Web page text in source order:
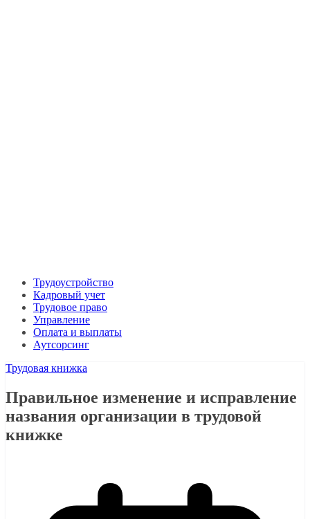
Трудоустройство
Кадровый учет
Трудовое право
Управление
Оплата и выплаты
Аутсорсинг
Трудовая книжка
Правильное изменение и исправление
названия организации в трудовой
книжке